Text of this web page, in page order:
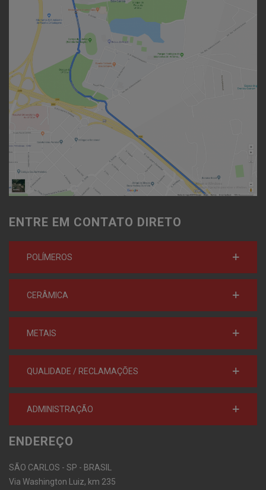
ENTRE EM CONTATO DIRETO
POLÍMEROS
CERÂMICA
METAIS
QUALIDADE / RECLAMAÇÕES
ADMINISTRAÇÃO
ENDEREÇO
SÃO CARLOS - SP - BRASIL
Via Washington Luiz, km 235